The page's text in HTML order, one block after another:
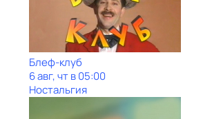
Блеф-клуб
6 авг, чт в 05:00
Ностальгия